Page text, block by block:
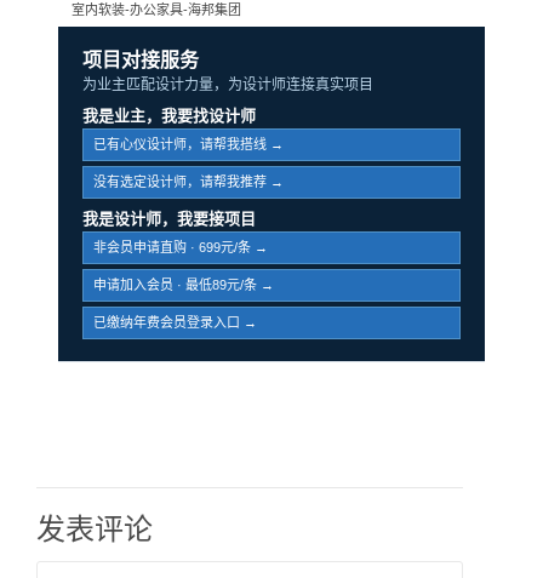
室内软装-办公家具-海邦集团
项目对接服务
为业主匹配设计力量，为设计师连接真实项目
我是业主，我要找设计师
已有心仪设计师，请帮我搭线 →
没有选定设计师，请帮我推荐 →
我是设计师，我要接项目
非会员申请直购 · 699元/条 →
申请加入会员 · 最低89元/条 →
已缴纳年费会员登录入口 →
发表评论